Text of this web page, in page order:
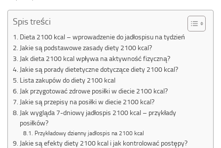
Spis treści
Dieta 2100 kcal – wprowadzenie do jadłospisu na tydzień
Jakie są podstawowe zasady diety 2100 kcal?
Jak dieta 2100 kcal wpływa na aktywność fizyczną?
Jakie są porady dietetyczne dotyczące diety 2100 kcal?
Lista zakupów do diety 2100 kcal
Jak przygotować zdrowe posiłki w diecie 2100 kcal?
Jakie są przepisy na posiłki w diecie 2100 kcal?
Jak wygląda 7-dniowy jadłospis 2100 kcal – przykłady
posiłków?
Przykładowy dzienny jadłospis na 2100 kcal
Jakie są efekty diety 2100 kcal i jak kontrolować postępy?